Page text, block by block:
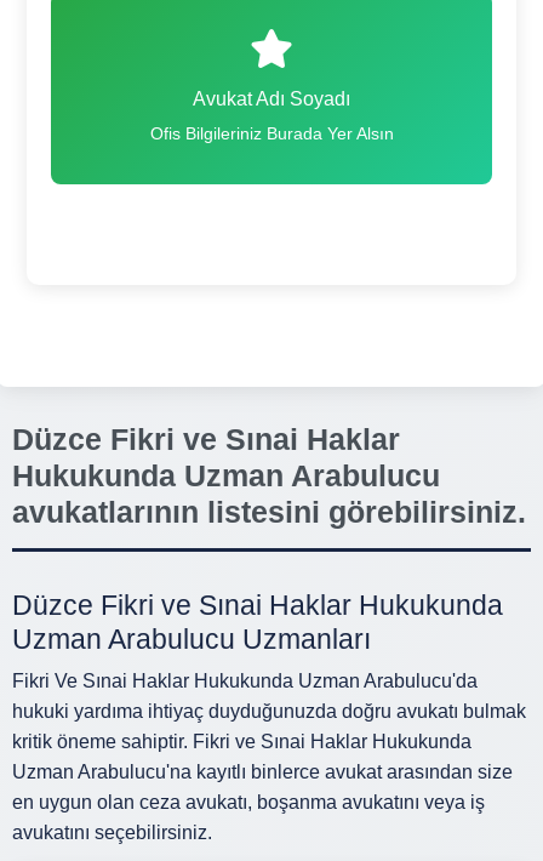
Avukat Adı Soyadı
Ofis Bilgileriniz Burada Yer Alsın
Düzce Fikri ve Sınai Haklar
Hukukunda Uzman Arabulucu
avukatlarının listesini görebilirsiniz.
Düzce Fikri ve Sınai Haklar Hukukunda
Uzman Arabulucu Uzmanları
Fikri Ve Sınai Haklar Hukukunda Uzman Arabulucu'da
hukuki yardıma ihtiyaç duyduğunuzda doğru avukatı bulmak
kritik öneme sahiptir. Fikri ve Sınai Haklar Hukukunda
Uzman Arabulucu'na kayıtlı binlerce avukat arasından size
en uygun olan ceza avukatı, boşanma avukatını veya iş
avukatını seçebilirsiniz.